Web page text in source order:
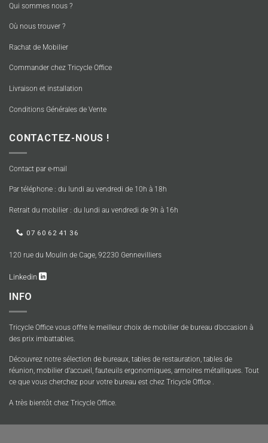
Qui sommes nous ?
Où nous trouver ?
Rachat de Mobilier
Commander chez Tricycle Office
Livraison et installation
Conditions Générales de Vente
CONTACTEZ-NOUS !
Contact par e-mail
Par téléphone : du lundi au vendredi de 10h à 18h
Retrait du mobilier : du lundi au vendredi de 9h à 16h
07 60 62 41 36
120 rue du Moulin de Cage, 92230 Gennevilliers
Linkedin
INFO
Tricycle Office vous offre le meilleur choix de mobilier de bureau d’occasion à
des prix imbattables.
Découvrez notre sélection de bureaux, tables de restauration, tables de
réunion, mobilier d’accueil, fauteuils ergonomiques, armoires métalliques. Tout
ce que vous cherchez pour votre bureau est chez Tricycle Office .
A très bientôt chez Tricycle Office.